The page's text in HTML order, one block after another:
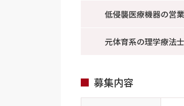
低侵襲医療機器の営
元体育系の理学療法
募集内容